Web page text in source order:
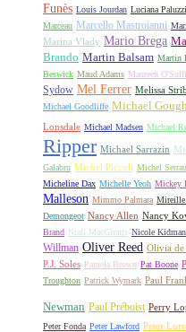
Funès Louis Jourdan Luciana Paluzzi
Marceau Marcello Mastroianni
Marina Vlady Mario Brega
Brando Martin Balsam Martin
Beswick Maud Adams Maureen
Sydow Mel Ferrer Melissa
Michael Goodliffe Michael Gough
Lonsdale Michael Madsen Michael
Ripper Michael Sarrazin
Galabru Michel Piccoli Michel
Micheline Dax Michelle Yeoh Mickey
Malleson Mimmo Palmara Mireille
Demongeot Nancy Allen Nancy
Brand Niall MacGinnis Nicole Kidman
Willman Oliver Reed Olivia
P.J. Soles Pamela Brown Pat Boone
Troughton Patrick Wymark Paul
Newman Paul Préboist Perry
Peter Fonda Peter Lawford Peter